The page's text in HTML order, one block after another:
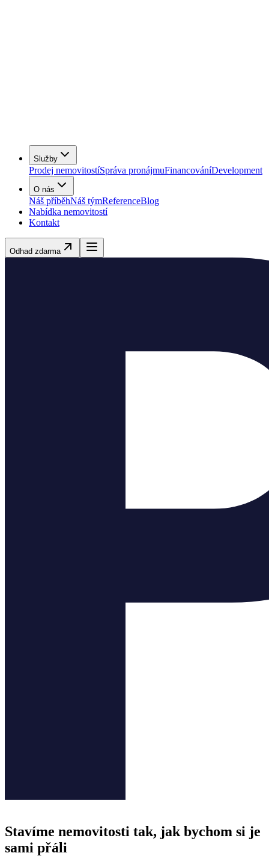
Služby
Prodej nemovitostíSpráva pronájmuFinancováníDevelopment
O nás
Náš příběhNáš týmReferenceBlog
Nabídka nemovitostí
Kontakt
Odhad zdarma
Stavíme nemovitosti tak, jak bychom si je
sami přáli